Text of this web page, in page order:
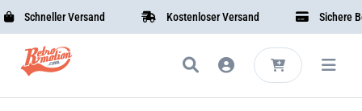
Schneller Versand Kostenloser Versand Sichere